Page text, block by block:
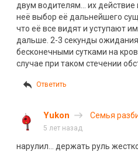
двум водителям… их
неё выбор её дальнейшего
что её все видят и уступают
дальше. 2-3 секунды
бесконечными сутками на
случае при таком стечении
Ответить
Yukon
Семья
5 лет назад
нарулил… держать руль